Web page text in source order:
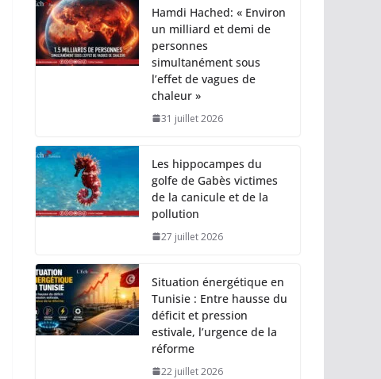
Hamdi Hached: « Environ
un milliard et demi de
personnes
simultanément sous
l’effet de vagues de
chaleur »
31 juillet 2026
Les hippocampes du
golfe de Gabès victimes
de la canicule et de la
pollution
27 juillet 2026
Situation énergétique en
Tunisie : Entre hausse du
déficit et pression
estivale, l’urgence de la
réforme
22 juillet 2026